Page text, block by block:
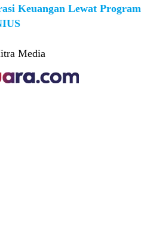
Keuangan Lewat Program
Media